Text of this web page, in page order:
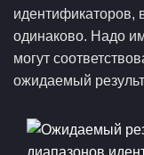
идентификаторов,
одинаково. Надо
могут
ожидаемый